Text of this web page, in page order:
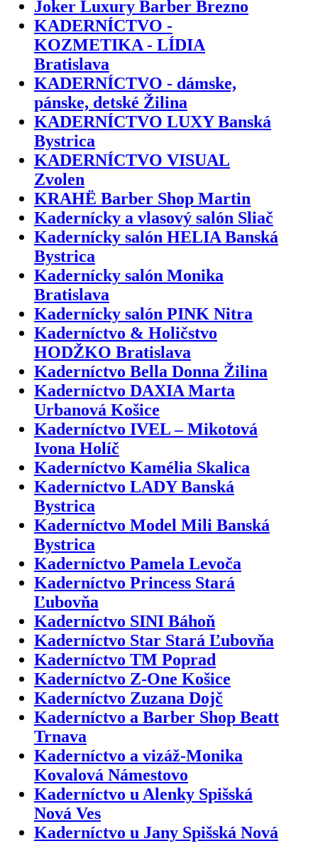
Joker Luxury Barber Brezno
KADERNÍCTVO -
KOZMETIKA - LÍDIA
Bratislava
KADERNÍCTVO - dámske,
pánske, detské Žilina
KADERNÍCTVO LUXY Banská
Bystrica
KADERNÍCTVO VISUAL
Zvolen
KRAHË Barber Shop Martin
Kadernícky a vlasový salón Sliač
Kadernícky salón HELIA Banská
Bystrica
Kadernícky salón Monika
Bratislava
Kadernícky salón PINK Nitra
Kaderníctvo & Holičstvo
HODŽKO Bratislava
Kaderníctvo Bella Donna Žilina
Kaderníctvo DAXIA Marta
Urbanová Košice
Kaderníctvo IVEL – Mikotová
Ivona Holíč
Kaderníctvo Kamélia Skalica
Kaderníctvo LADY Banská
Bystrica
Kaderníctvo Model Mili Banská
Bystrica
Kaderníctvo Pamela Levoča
Kaderníctvo Princess Stará
Ľubovňa
Kaderníctvo SINI Báhoň
Kaderníctvo Star Stará Ľubovňa
Kaderníctvo TM Poprad
Kaderníctvo Z-One Košice
Kaderníctvo Zuzana Dojč
Kaderníctvo a Barber Shop Beatt
Trnava
Kaderníctvo a vizáž-Monika
Kovalová Námestovo
Kaderníctvo u Alenky Spišská
Nová Ves
Kaderníctvo u Jany Spišská Nová